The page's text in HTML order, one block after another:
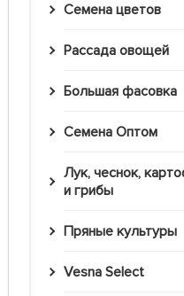
Семена цветов
Рассада овощей
Большая фасовка
Семена Оптом
Лук, чеснок, картофель
и грибы
Пряные культуры
Vesna Select